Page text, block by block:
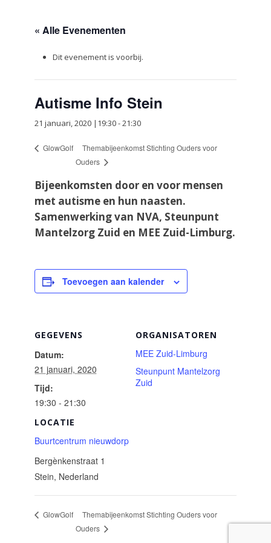
« Alle Evenementen
Dit evenement is voorbij.
Autisme Info Stein
21 januari, 2020 |19:30-21:30
GlowGolf
Themabijeenkomst Stichting Ouders voor
Ouders
Bijeenkomsten door en voor mensen
met autisme en hun naasten.
Samenwerking van NVA, Steunpunt
Mantelzorg Zuid en MEE Zuid-Limburg.
Toevoegen aan kalender
GEGEVENS
Datum:
21 januari, 2020
Tijd:
19:30 - 21:30
LOCATIE
Buurtcentrum nieuwdorp
Bergènkenstraat 1
Stein, Nederland
ORGANISATOREN
MEE Zuid-Limburg
Steunpunt Mantelzorg
Zuid
GlowGolf
Themabijeenkomst Stichting Ouders voor
Ouders